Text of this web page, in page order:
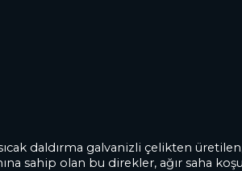
daldırma galvanizli çelikten
sahip olan bu direkler, ağır saha